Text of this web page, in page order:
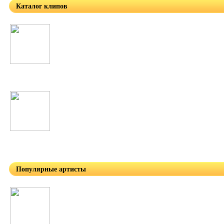
Каталог клипов
Популярные артисты